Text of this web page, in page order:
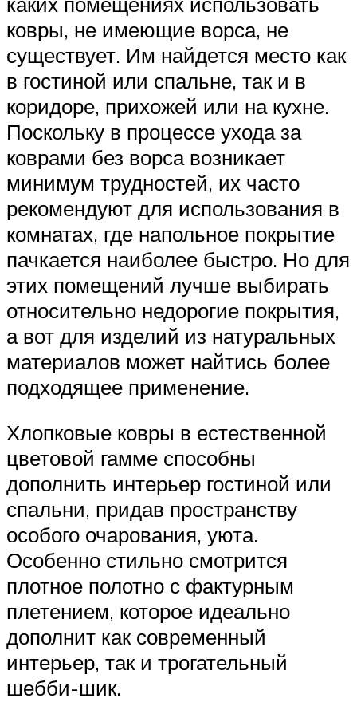
ковры, не имеющие ворса, не
существует. Им найдется место как
в гостиной или спальне, так и в
коридоре, прихожей или на кухне.
Поскольку в процессе ухода за
коврами без ворса возникает
минимум трудностей, их часто
рекомендуют для использования в
комнатах, где напольное покрытие
пачкается наиболее быстро. Но для
этих помещений лучше выбирать
относительно недорогие покрытия,
а вот для изделий из натуральных
материалов может найтись более
подходящее применение.
Хлопковые ковры в естественной
цветовой гамме способны
дополнить интерьер гостиной или
спальни, придав пространству
особого очарования, уюта.
Особенно стильно смотрится
плотное полотно с фактурным
плетением, которое идеально
дополнит как современный
интерьер, так и трогательный
шебби-шик.